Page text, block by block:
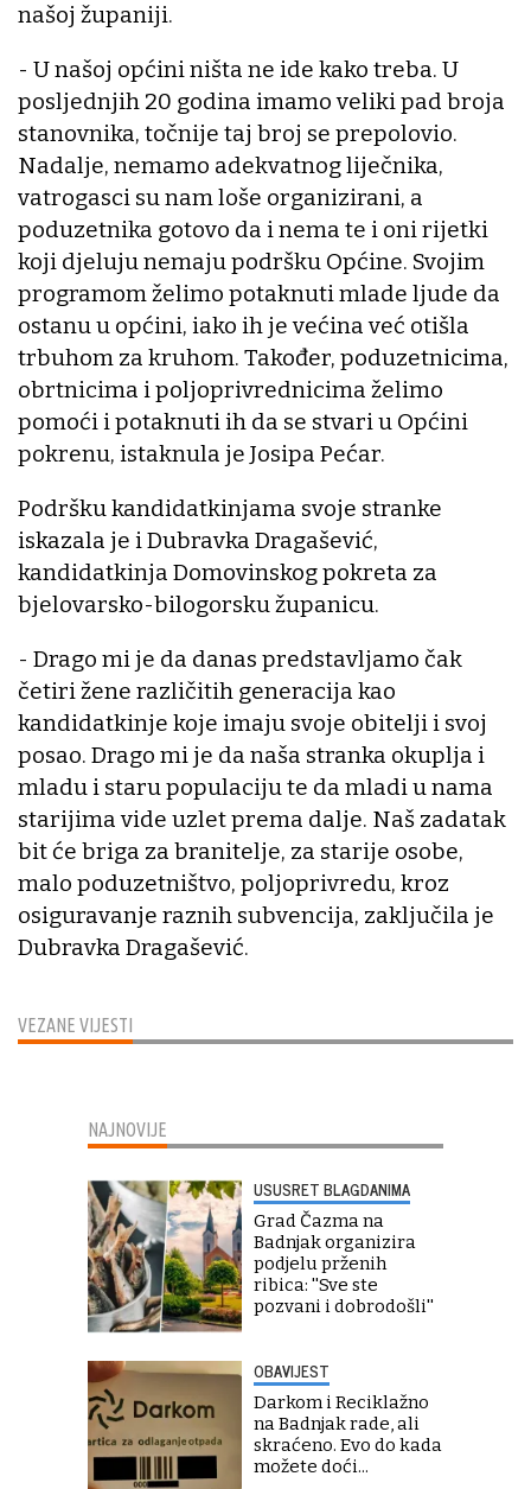
VEZANE VIJESTI
našoj županiji.
- U našoj općini ništa ne ide kako treba. U
posljednjih 20 godina imamo veliki pad broja
stanovnika, točnije taj broj se prepolovio.
Nadalje, nemamo adekvatnog liječnika,
vatrogasci su nam loše organizirani, a
poduzetnika gotovo da i nema te i oni rijetki
koji djeluju nemaju podršku Općine. Svojim
programom želimo potaknuti mlade ljude da
ostanu u općini, iako ih je većina već otišla
trbuhom za kruhom. Također, poduzetnicima,
obrtnicima i poljoprivrednicima želimo
pomoći i potaknuti ih da se stvari u Općini
pokrenu, istaknula je Josipa Pećar.
Podršku kandidatkinjama svoje stranke
iskazala je i Dubravka Dragašević,
kandidatkinja Domovinskog pokreta za
bjelovarsko-bilogorsku županicu.
- Drago mi je da danas predstavljamo čak
četiri žene različitih generacija kao
kandidatkinje koje imaju svoje obitelji i svoj
posao. Drago mi je da naša stranka okuplja i
mladu i staru populaciju te da mladi u nama
starijima vide uzlet prema dalje. Naš zadatak
bit će briga za branitelje, za starije osobe,
malo poduzetništvo, poljoprivredu, kroz
osiguravanje raznih subvencija, zaključila je
Dubravka Dragašević.
NAJNOVIJE
USUSRET BLAGDANIMA
Grad Čazma na
Badnjak organizira
podjelu prženih
ribica: ''Sve ste
pozvani i dobrodošli''
OBAVIJEST
Darkom i Reciklažno
na Badnjak rade, ali
skraćeno. Evo do kada
možete doći...